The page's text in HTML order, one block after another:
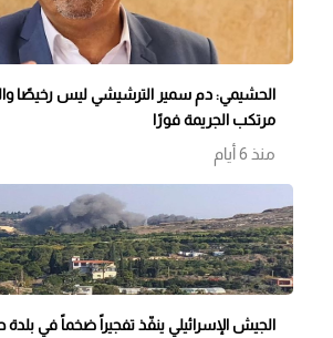
الحشيمي: دم سمير الترشيشي ليس رخيصًا
مرتكب الجريمة فورًا
منذ 6 أيام
الجيش الإسرائيلي ينفّذ تفجيراً ضخماً في بلدة